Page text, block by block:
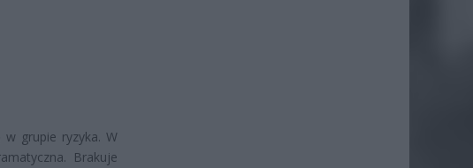
grupie ryzyka. W
Brakuje